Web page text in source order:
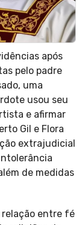
após
pelo padre
uma
usou seu
e afirmar
Gil e Flora
extrajudicial
de medidas
relação entre fé